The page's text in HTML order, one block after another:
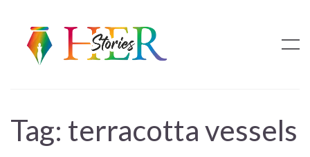
Tag: terracotta vessels